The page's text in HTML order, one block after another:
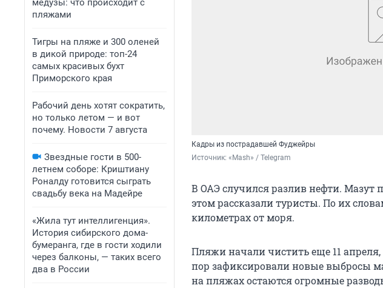
медузы: что происходит с
пляжами
Тигры на пляже и 300 оленей
в дикой природе: топ-24
самых красивых бухт
Приморского края
Рабочий день хотят сократить,
но только летом — и вот
почему. Новости 7 августа
Звездные гости в 500-
летнем соборе: Криштиану
Роналду готовится сыграть
свадьбу века на Мадейре
«Жила тут интеллигенция».
История сибирского дома-
бумеранга, где в гости ходили
через балконы, — таких всего
два в России
Кадры из пострадавшей Фуджейры
Источник: «Mash» / Telegram
В ОАЭ случился разлив нефти. Мазут
этом рассказали туристы. По их
километрах от моря.
Пляжи начали чистить еще 11
пор зафиксировали новые выбросы
на пляжах остаются огромные